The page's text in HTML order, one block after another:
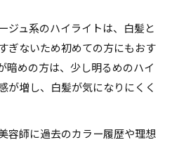
ジュ系のハイライトは、白髪と
ぎないため初めての方にもおす
暗めの方は、少し明るめのハイ
が増し、白髪が気になりにくく
容師に過去のカラー履歴や理想